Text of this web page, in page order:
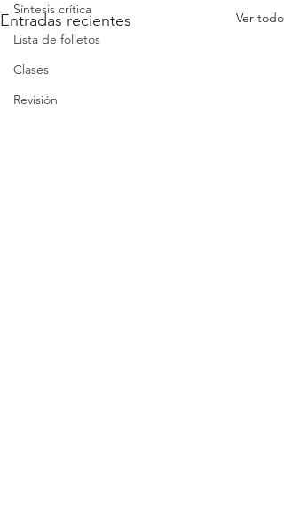
Síntesis crítica
Lista de folletos
Clases
Revisión
Entradas recientes Ver todo